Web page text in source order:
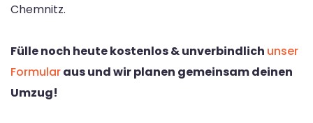
Chemnitz.
Fülle noch heute kostenlos & unverbindlich unser
Formularaus und wir planen gemeinsam deinen
Umzug!